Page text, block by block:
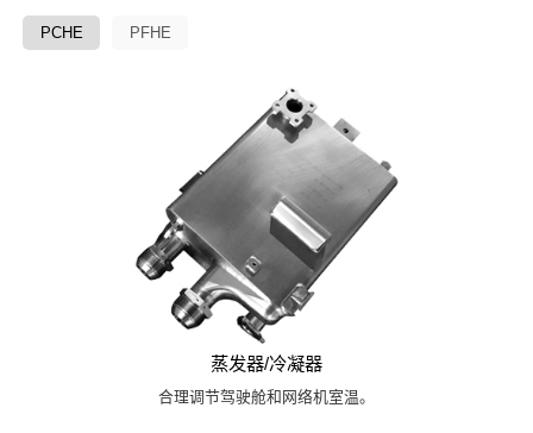
PCHE PFHE
蒸发器/冷凝器
合理调节驾驶舱和网络机室温。